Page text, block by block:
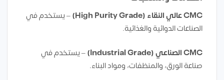
CMC عالي النقاء (High Purity Grade)
– يستخدم في
الصناعات الدوائية والغذائية.
CMC الصناعي (Industrial Grade)
– يستخدم في
صناعة الورق، والمنظفات، ومواد البناء.